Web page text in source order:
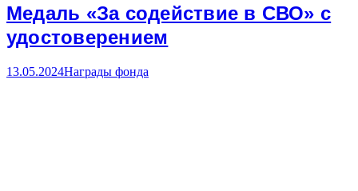
Медаль «За содействие в СВО» с
удостоверением
13.05.2024Награды фонда